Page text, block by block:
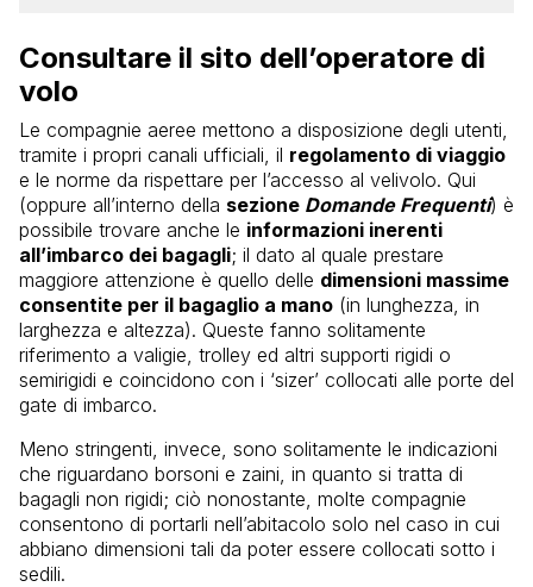
Consultare il sito dell’operatore di
volo
Le compagnie aeree mettono a disposizione degli utenti,
tramite i propri canali ufficiali, il regolamento di viaggio
e le norme da rispettare per l’accesso al velivolo. Qui
(oppure all’interno della sezione Domande Frequenti) è
possibile trovare anche le informazioni inerenti
all’imbarco dei bagagli; il dato al quale prestare
maggiore attenzione è quello delle dimensioni massime
consentite per il bagaglio a mano (in lunghezza, in
larghezza e altezza). Queste fanno solitamente
riferimento a valigie, trolley ed altri supporti rigidi o
semirigidi e coincidono con i ‘sizer’ collocati alle porte del
gate di imbarco.
Meno stringenti, invece, sono solitamente le indicazioni
che riguardano borsoni e zaini, in quanto si tratta di
bagagli non rigidi; ciò nonostante, molte compagnie
consentono di portarli nell’abitacolo solo nel caso in cui
abbiano dimensioni tali da poter essere collocati sotto i
sedili.